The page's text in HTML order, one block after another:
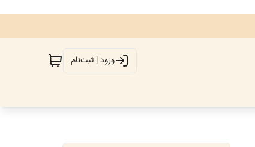
ورود | ثبت‌نام